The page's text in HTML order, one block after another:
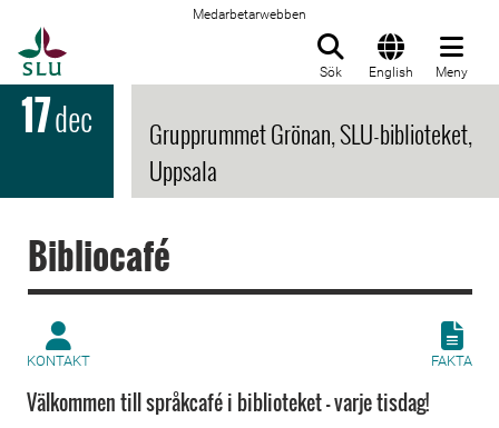
Medarbetarwebben
Sök English Meny
17dec
Grupprummet Grönan, SLU-biblioteket,
Uppsala
Bibliocafé
KONTAKT FAKTA
Välkommen till språkcafé i biblioteket - varje tisdag!